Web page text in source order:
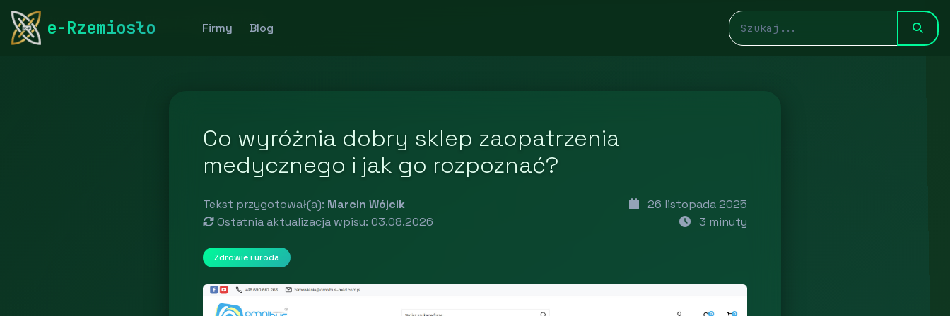
e-Rzemiosło Firmy Blog
rymarstwo-poznan.pl
Co wyróżnia dobry sklep zaopatrzenia
medycznego i jak go rozpoznać?
Tekst przygotował(a): Marcin Wójcik
26 listopada 2025
Ostatnia aktualizacja wpisu: 03.08.2026
3 minuty
Zdrowie i uroda